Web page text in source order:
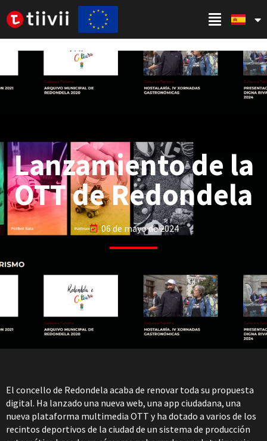
Lanzamiento de la
OTT de Redondela
06 de mayo de 2024
El concello de Redondela acaba de renovar toda su propuesta
digital. Ha lanzado una nueva web, una app ciudadana, una
nueva plataforma multimedia OTT y ha dotado a varios de los
recintos deportivos de la ciudad de un sistema de producción